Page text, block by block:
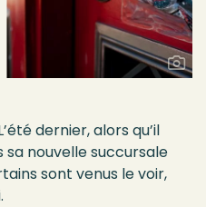
dernier, alors qu’il
sa nouvelle succursale
sont venus le voir,